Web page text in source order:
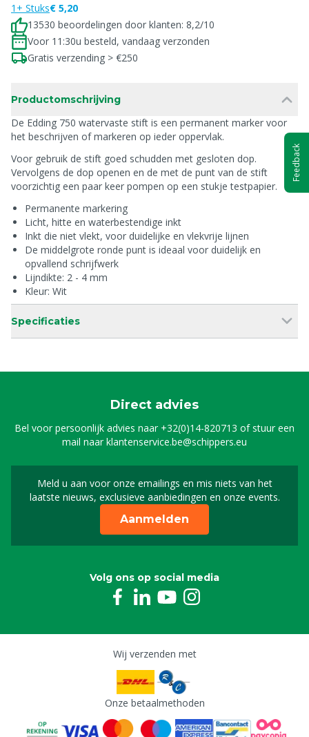
1+ Stuks€ 5,20
13530 beoordelingen door klanten: 8,2/10
Voor 11:30u besteld, vandaag verzonden
Gratis verzending > €250
Productomschrijving
De Edding 750 watervaste stift is een permanent marker voor
het beschrijven of markeren op ieder oppervlak.
Voor gebruik de stift goed schudden met gesloten dop.
Vervolgens de dop openen en de met de punt van de stift
voorzichtig een paar keer pompen op een stukje testpapier.
Permanente markering
Licht, hitte en waterbestendige inkt
Inkt die niet vlekt, voor duidelijke en vlekvrije lijnen
De middelgrote ronde punt is ideaal voor duidelijk en
opvallend schrijfwerk
Lijndikte: 2 - 4 mm
Kleur: Wit
Specificaties
Direct advies
Bel voor persoonlijk advies naar +32(0)14-820713 of stuur een
mail naarklantenservice.be@schippers.eu
Meld u aan voor onze emailings en mis niets van het
laatste nieuws, exclusieve aanbiedingen en onze events.
Meld u aan voor onze
Aanmelden
Volg ons op social media
Wij verzenden met
Onze betaalmethoden
Feedback